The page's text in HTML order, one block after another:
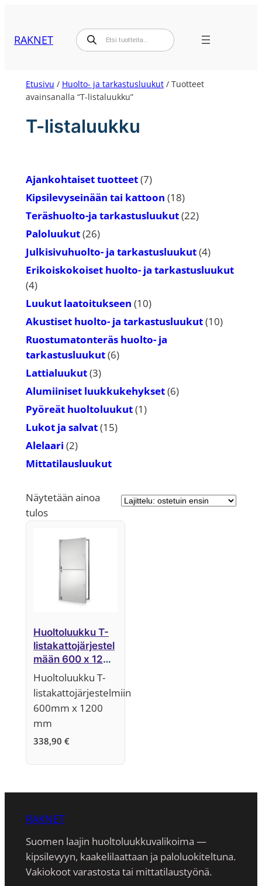
RAKNET Products
search
Etusivu / Huolto- ja tarkastusluukut/ Tuotteet
avainsanalla “T-listaluukku”
T-listaluukku
Ajankohtaiset tuotteet 77
tuotetta
Kipsilevyseinään tai kattoon 1818
tuotetta
Teräshuolto-ja tarkastusluukut 2222
Paloluukut 2626
tuotetta
Julkisivuhuolto- ja tarkastusluukut 44
tuotetta
Erikoiskokoiset huolto- ja tarkastusluukut
44
tuotetta
Luukut laatoitukseen 1010
tuotetta
Akustiset huolto- ja tarkastusluukut 1010
Ruostumatonteräs huolto- ja
tarkastusluukut 66
Lattialuukut 33
tuotetta
Alumiiniset luukkukehykset 66
Pyöreät huoltoluukut 11
Lukot ja salvat 1515
Alelaari 22
tuotetta
Mittatilausluukut
Näytetään ainoa
tulos
Huoltoluukku T-
listakattojärjestel
mään 600 x 1200
mm
Huoltoluukku T-
listakattojärjestelmiin
600mm x 1200
mm
338,90 €
RAKNET
Suomen laajin huoltoluukkuvalikoima —
kipsilevyyn, kaakeli­laattaan ja paloluokiteltuna.
Vakiokoot varastosta tai mittatilaustyönä.